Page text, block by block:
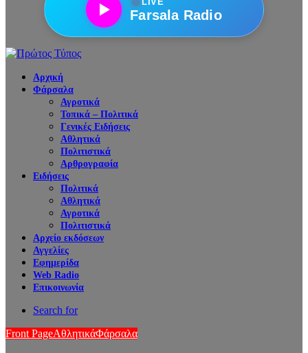
Farsala Radio
Αρχική
Φάρσαλα
Αγροτικά
Τοπικά – Πολιτικά
Γενικές Ειδήσεις
Αθλητικά
Πολιτιστικά
Αρθρογραφία
Ειδήσεις
Πολιτικά
Αθλητικά
Αγροτικά
Πολιτιστικά
Αρχείο εκδόσεων
Αγγελίες
Εφημερίδα
Web Radio
Επικοινωνία
Search for
Front PageΑθλητικάΦάρσαλα